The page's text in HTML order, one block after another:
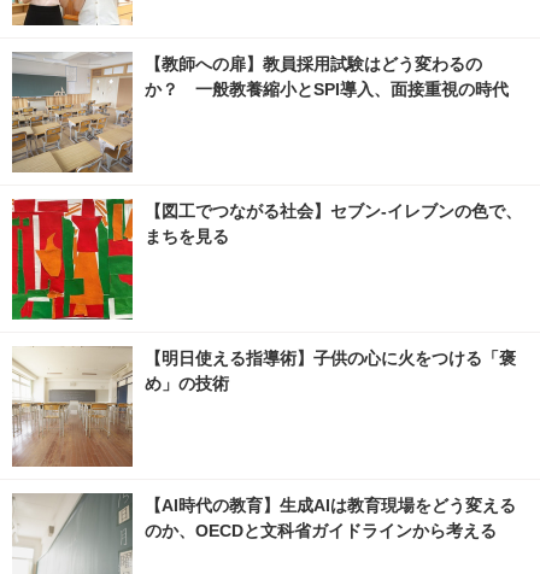
【教師への扉】教員採用試験はどう変わるの
か？ 一般教養縮小とSPI導入、面接重視の時代
【図工でつながる社会】セブン‐イレブンの色で、
まちを見る
【明日使える指導術】子供の心に火をつける「褒
め」の技術
【AI時代の教育】生成AIは教育現場をどう変える
のか、OECDと文科省ガイドラインから考える